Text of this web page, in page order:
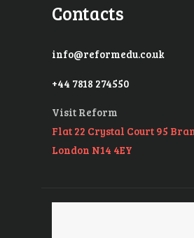
Contacts
info@reformedu.co.uk
+44 7818 274550
Visit Reform
Flat 22 Crystal Court 95
London N14 4EY